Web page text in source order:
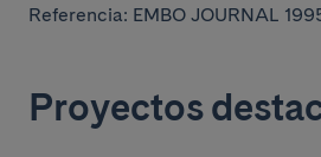
Referencia: EMBO JOURNAL
Proyectos